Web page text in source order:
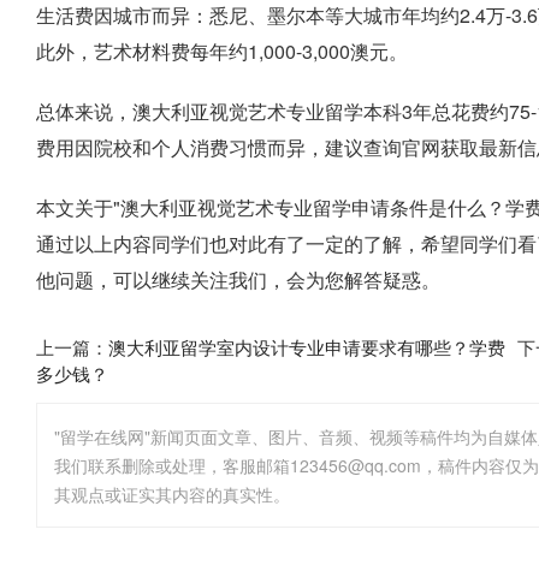
生活费因城市而异：悉尼、墨尔本等大城市年均约2.4万-
此外，艺术材料费每年约1,000-3,000澳元。
总体来说，澳大利亚视觉艺术专业留学本科3年总花费约
费用因院校和个人消费习惯而异，建议查询官网获取最新
本文关于"澳大利亚视觉艺术专业留学申请条件是什么？
通过以上内容同学们也对此有了一定的了解，希望同学们
他问题，可以继续关注我们，会为您解答疑惑。
上一篇： 澳大利亚留学室内设计专业申请要求有哪些？学费
多少钱？
"留学在线网"新闻页面文章、图片、音频、视频等稿件均为自媒
其观点或证实其内容的真实性。